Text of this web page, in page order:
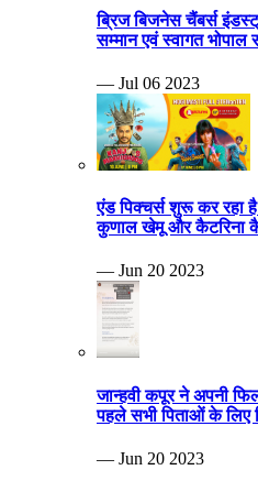
ब्रिज बिजनेस चैंबर्स
सम्मान एवं स्वागत भोपाल
— Jul 06 2023
एंड पिक्चर्स शुरू कर रहा
कुणाल खेमू और कैटरिना
— Jun 20 2023
जान्हवी कपूर ने अपनी
पहले सभी पिताओं के लिए
— Jun 20 2023